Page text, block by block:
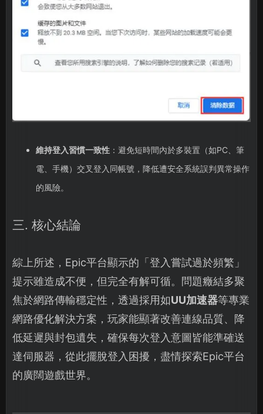
維持登入習慣一致性：避免短時間內於多裝置（如PC、筆
電、手機）交叉登入同帳號，降低遭安全系統誤判異常操作
的風險。
三. 核心結論
綜上所述，Epic平台顯示的「登入嘗試過於頻繁」
提示雖造成不便，但完全有解可循。問題癥結多聚
焦於網路傳輸穩定性，透過採用如UU加速器等專業
網路優化解決方案，玩家能顯著改善連線品質、降
低延遲與封包遺失，確保每次登入意圖皆能準確送
達伺服器，從此擺脫登入困擾，盡情探索Epic平台
的廣闊遊戲世界。